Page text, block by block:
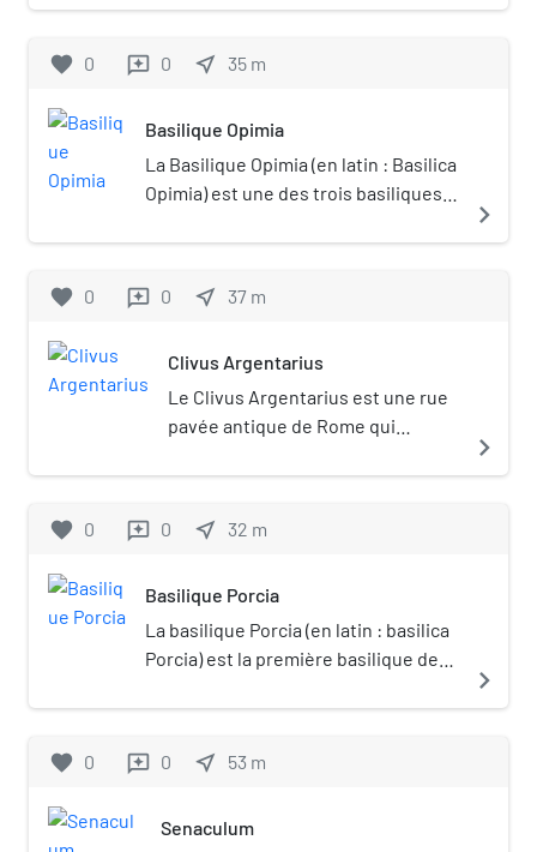
catholique à Rome.
favorite 0 reviews 0 near_me 35 m
Basilique Opimia
La Basilique Opimia (en latin : Basilica
Opimia) est une des trois basiliques
républicaine avec la basilique Porcia
sur le Forum Romain.
navigate_next
favorite 0 reviews 0 near_me 37 m
Clivus Argentarius
Le Clivus Argentarius est une rue
pavée antique de Rome qui
de la colline du Capitole, derrière
remonte au Moyen Âge, l'ancien
Lautumiarum.
navigate_next
favorite 0 reviews 0 near_me 32 m
Basilique Porcia
La basilique Porcia (en latin : basilica
Porcia) est la première basilique de
siècle av. J.-C.
navigate_next
favorite 0 reviews 0 near_me 53 m
Senaculum